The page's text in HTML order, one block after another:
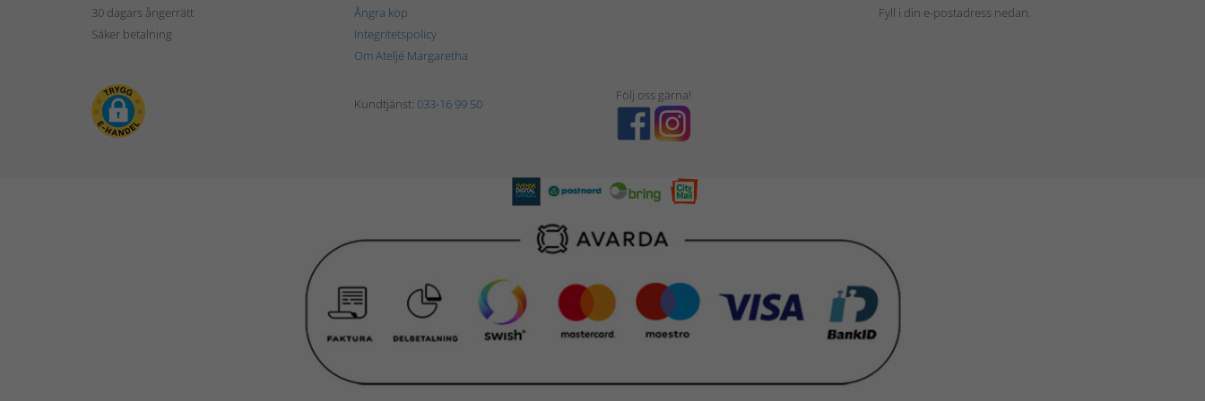
30 dagars ångerrätt
Säker betalning
Ångra köp
Integritetspolicy
Om Ateljé Margaretha
Fyll i din e-postadress nedan.
Kundtjänst: 033-16 99 50
Följ oss gärna!